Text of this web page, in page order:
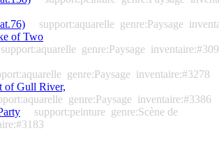
support:aquarelle genre:Paysage
of Two
support:aquarelle genre:Paysage
genre:Paysage inventaire:#3278
of Gull River,
genre:Paysage inventaire:#3386
support:peinture genre:Scène de